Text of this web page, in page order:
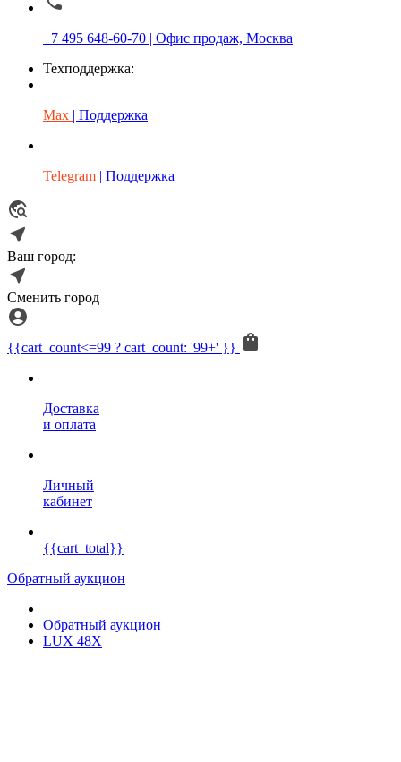
+7 495 648-60-70 | Офис продаж, Москва
Техподдержка:
Max | Поддержка
Telegram | Поддержка
Ваш город:
Сменить город
{{cart_count<=99 ? cart_count: '99+' }}
Доставка
и оплата
Личный
кабинет
{{cart_total}}
Обратный аукцион
Обратный аукцион
LUX 48X